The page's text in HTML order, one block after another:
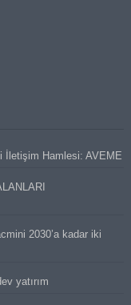
İletişim Hamlesi: AVEME
2030’a kadar iki
yatırım